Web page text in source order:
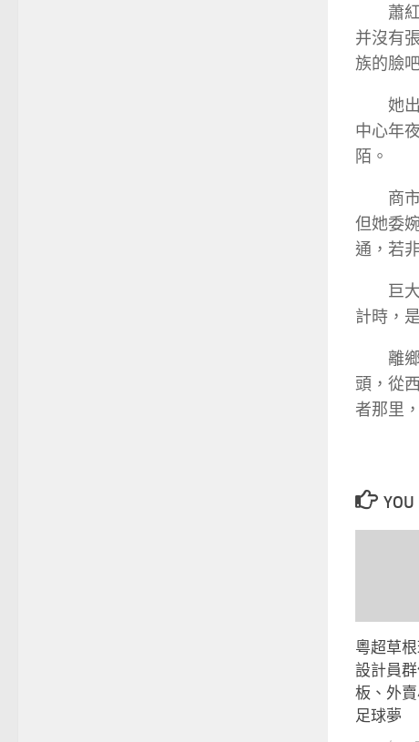
蕭
并沒有
族的臉
她
中心年
陌。
商
但她委
通，若
巨
計時，
離
頭，從
者那里
YOU
粵超草
設計員
板、外
足球夢